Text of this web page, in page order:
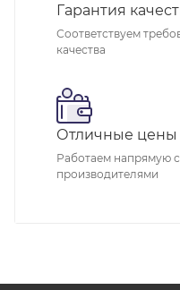
Гарантия
Соответствуем
качества
Отличные цены
Работаем напрямую
производителями